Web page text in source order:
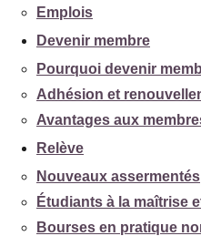
Emplois
Devenir membre
Pourquoi devenir
Adhésion et
Avantages aux
Relève
Nouveaux assermentés
Étudiants à la maîtrise
Bourses en pratique